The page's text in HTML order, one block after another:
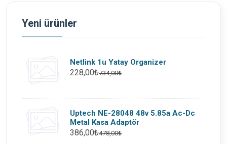
Yeni ürünler
Netlink 1u Yatay Organizer
228,00₺734,00₺
Uptech NE-28048 48v 5.85a Ac-Dc
Metal Kasa Adaptör
386,00₺478,00₺